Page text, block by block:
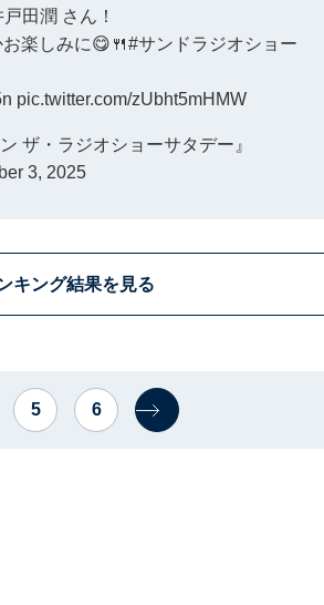
戸田潤 さん！
楽しみに😋🍴#サンドラジオショー
pic.twitter.com/zUbht5mHMW
ザ・ラジオショーサタデー』
3, 2025
キング結果を見る
5 6